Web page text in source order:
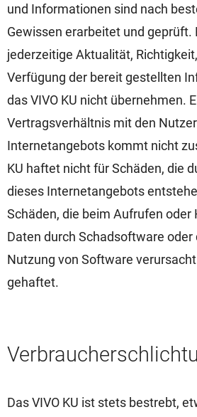
und Informationen sind nach
Gewissen erarbeitet und geprüft.
jederzeitige Aktualität,
Verfügung der bereit gestellten
das VIVO KU nicht übernehmen.
Vertragsverhältnis mit den
Internetangebots kommt nicht
KU haftet nicht für Schäden, die
dieses Internetangebots
Schäden, die beim Aufrufen oder
Daten durch Schadsoftware
Nutzung von Software
gehaftet.
Das VIVO KU ist stets bestrebt,